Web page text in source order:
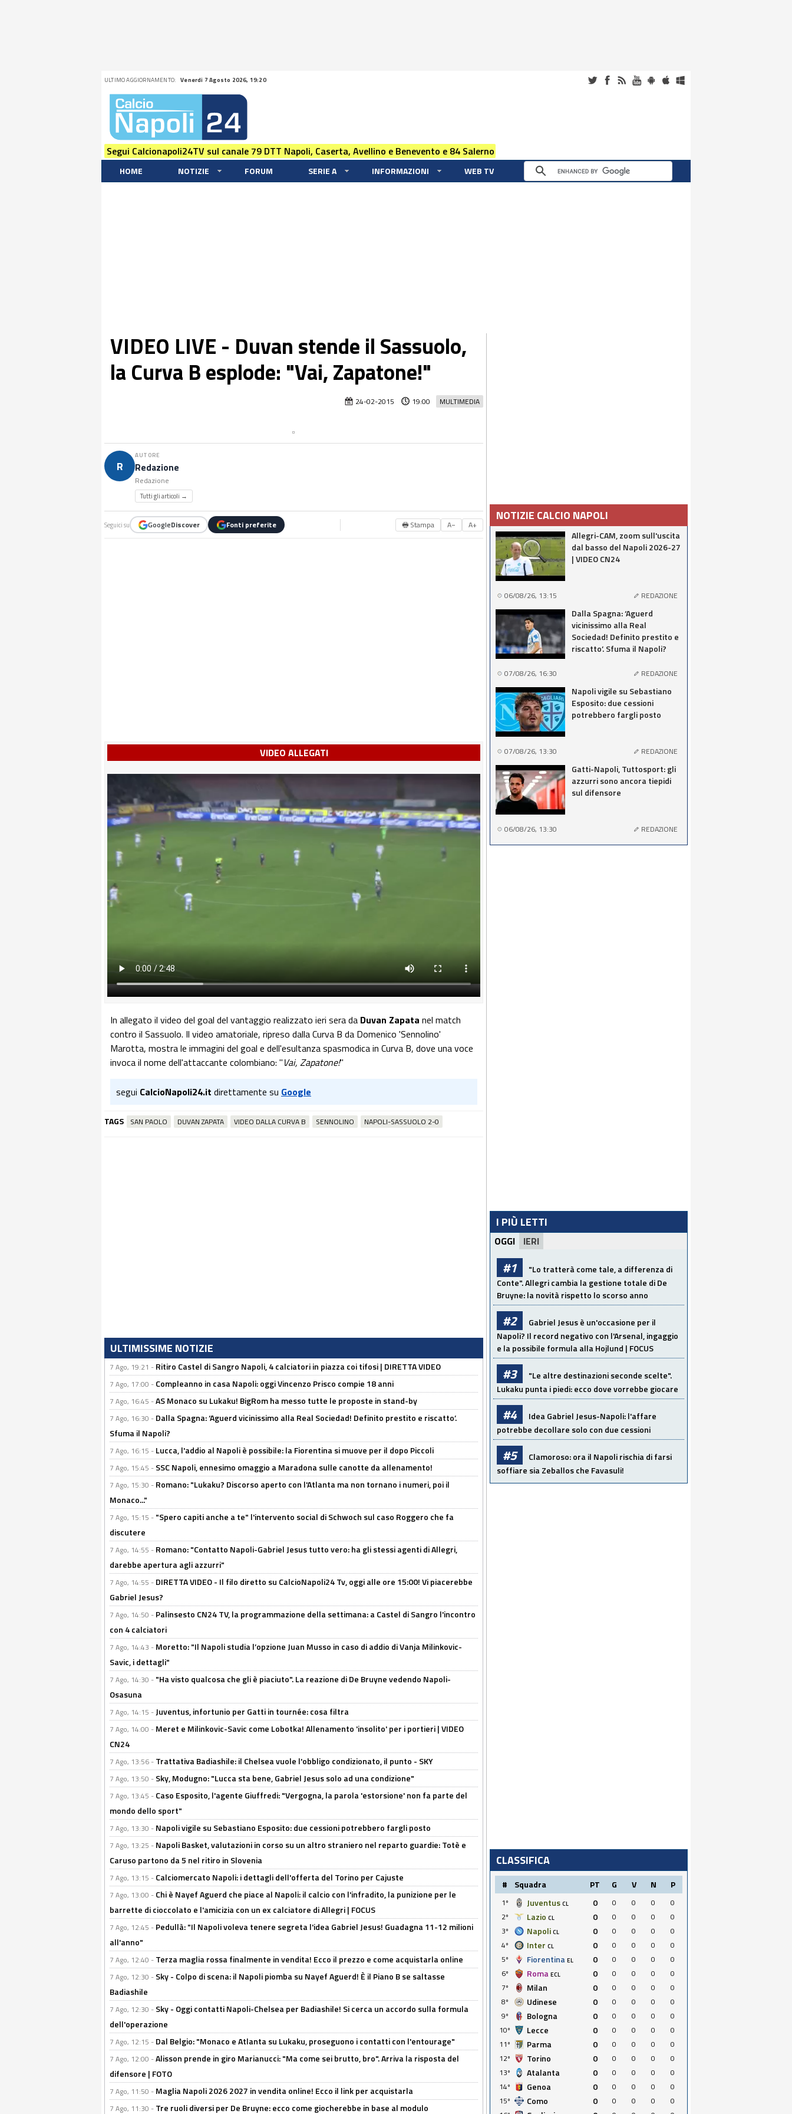
ULTIMO AGGIORNAMENTO: Venerdi 7 Agosto 2026, 19:20
Segui Calcionapoli24TV sul canale 79 DTT Napoli, Caserta, Avellino e Benevento e 84 Salerno
HOME NOTIZIE FORUM SERIE A INFORMAZIONI WEB TV
VIDEO LIVE - Duvan stende il Sassuolo,
la Curva B esplode: "Vai, Zapatone!"
MULTIMEDIA
24-02-2015 19:00
R
AUTORE
Redazione
Redazione
Tutti gli articoli →
Seguici su GoogleDiscover Fonti preferite 🖶 Stampa A− A+
VIDEO ALLEGATI
In allegato il video del goal del vantaggio realizzato ieri sera da Duvan Zapata nel match
contro il Sassuolo. Il video amatoriale, ripreso dalla Curva B da Domenico 'Sennolino'
Marotta, mostra le immagini del goal e dell'esultanza spasmodica in Curva B, dove una voce
invoca il nome dell'attaccante colombiano: "Vai, Zapatone!"
segui CalcioNapoli24.it direttamente su Google
TAGS SAN PAOLO DUVAN ZAPATA VIDEO DALLA CURVA B SENNOLINO NAPOLI-SASSUOLO 2-0
ULTIMISSIME NOTIZIE
7 Ago, 19:21 - Ritiro Castel di Sangro Napoli, 4 calciatori in piazza coi tifosi | DIRETTA VIDEO
7 Ago, 17:00 - Compleanno in casa Napoli: oggi Vincenzo Prisco compie 18 anni
7 Ago, 16:45 -AS Monaco su Lukaku! BigRom ha messo tutte le proposte in stand-by
7 Ago, 16:30 - Dalla Spagna: ‘Aguerd vicinissimo alla Real Sociedad! Definito prestito e riscatto’.
Sfuma il Napoli?
7 Ago, 16:15 - Lucca, l'addio al Napoli è possibile: la Fiorentina si muove per il dopo Piccoli
7 Ago, 15:45 - SSC Napoli, ennesimo omaggio a Maradona sulle canotte da allenamento!
7 Ago, 15:30 - Romano: "Lukaku? Discorso aperto con l'Atlanta ma non tornano i numeri, poi il
Monaco..."
7 Ago, 15:15 - "Spero capiti anche a te" l'intervento social di Schwoch sul caso Roggero che fa
discutere
7 Ago, 14:55 - Romano: "Contatto Napoli-Gabriel Jesus tutto vero: ha gli stessi agenti di Allegri,
darebbe apertura agli azzurri"
7 Ago, 14:55 - DIRETTA VIDEO - Il filo diretto su CalcioNapoli24 Tv, oggi alle ore 15:00! Vi piacerebbe
Gabriel Jesus?
7 Ago, 14:50 - Palinsesto CN24 TV, la programmazione della settimana: a Castel di Sangro l'incontro
con 4 calciatori
7 Ago, 14:43 - Moretto: "Il Napoli studia l’opzione Juan Musso in caso di addio di Vanja Milinkovic-
Savic, i dettagli"
7 Ago, 14:30 - "Ha visto qualcosa che gli è piaciuto". La reazione di De Bruyne vedendo Napoli-
Osasuna
7 Ago, 14:15 - Juventus, infortunio per Gatti in tournée: cosa filtra
7 Ago, 14:00 - Meret e Milinkovic-Savic come Lobotka! Allenamento 'insolito' per i portieri | VIDEO
CN24
7 Ago, 13:56 - Trattativa Badiashile: il Chelsea vuole l'obbligo condizionato, il punto - SKY
7 Ago, 13:50 - Sky, Modugno: "Lucca sta bene, Gabriel Jesus solo ad una condizione"
7 Ago, 13:45 - Caso Esposito, l'agente Giuffredi: "Vergogna, la parola 'estorsione' non fa parte del
mondo dello sport"
7 Ago, 13:30 - Napoli vigile su Sebastiano Esposito: due cessioni potrebbero fargli posto
7 Ago, 13:25 - Napoli Basket, valutazioni in corso su un altro straniero nel reparto guardie: Totè e
Caruso partono da 5 nel ritiro in Slovenia
7 Ago, 13:15 - Calciomercato Napoli: i dettagli dell'offerta del Torino per Cajuste
7 Ago, 13:00 - Chi è Nayef Aguerd che piace al Napoli: il calcio con l'infradito, la punizione per le
barrette di cioccolato e l'amicizia con un ex calciatore di Allegri | FOCUS
7 Ago, 12:45 - Pedullà: "Il Napoli voleva tenere segreta l'idea Gabriel Jesus! Guadagna 11-12 milioni
all'anno"
7 Ago, 12:40 - Terza maglia rossa finalmente in vendita! Ecco il prezzo e come acquistarla online
7 Ago, 12:30 - Sky - Colpo di scena: il Napoli piomba su Nayef Aguerd! È il Piano B se saltasse
Badiashile
7 Ago, 12:30 - Sky - Oggi contatti Napoli-Chelsea per Badiashile! Si cerca un accordo sulla formula
dell'operazione
7 Ago, 12:15 - Dal Belgio: "Monaco e Atlanta su Lukaku, proseguono i contatti con l'entourage"
7 Ago, 12:00 -Alisson prende in giro Marianucci: "Ma come sei brutto, bro". Arriva la risposta del
difensore | FOTO
7 Ago, 11:50 - Maglia Napoli 2026 2027 in vendita online! Ecco il link per acquistarla
7 Ago, 11:30 - Tre ruoli diversi per De Bruyne: ecco come giocherebbe in base al modulo
NOTIZIE CALCIO NAPOLI
Allegri-CAM, zoom sull'uscita
dal basso del Napoli 2026-27
| VIDEO CN24
06/08/26, 13:15 REDAZIONE
Dalla Spagna: ‘Aguerd
vicinissimo alla Real
Sociedad! Definito prestito e
riscatto’. Sfuma il Napoli?
07/08/26, 16:30 REDAZIONE
Napoli vigile su Sebastiano
Esposito: due cessioni
potrebbero fargli posto
07/08/26, 13:30 REDAZIONE
Gatti-Napoli, Tuttosport: gli
azzurri sono ancora tiepidi
sul difensore
06/08/26, 13:30 REDAZIONE
I PIÙ LETTI
OGGI IERI
#1
"Lo tratterà come tale, a differenza di
Conte". Allegri cambia la gestione totale di De
Bruyne: la novità rispetto lo scorso anno
#2
Gabriel Jesus è un'occasione per il
Napoli? Il record negativo con l'Arsenal, ingaggio
e la possibile formula alla Hojlund | FOCUS
#3
"Le altre destinazioni seconde scelte".
Lukaku punta i piedi: ecco dove vorrebbe giocare
#4
Idea Gabriel Jesus-Napoli: l'affare
potrebbe decollare solo con due cessioni
#5
Clamoroso: ora il Napoli rischia di farsi
soffiare sia Zeballos che Favasuli!
CLASSIFICA
# Squadra PT G V N P
1º Juventus CL 0 0 0 0
0
2º
Lazio CL 0 0 0 0
0
3º
Napoli CL 0 0 0 0
0
4º
Inter CL 0 0 0 0
0
5º
Fiorentina EL 0 0 0 0
0
6º
Roma ECL 0 0 0 0
0
7º
Milan 0 0 0 0
0
8º
Udinese 0 0 0 0
0
9º
Bologna 0 0 0 0
0
10º
Lecce 0 0 0 0
0
11º
Parma 0 0 0 0
0
12º
Torino 0 0 0 0
0
13º
Atalanta 0 0 0 0
0
14º
Genoa 0 0 0 0
0
15º
Como 0 0 0 0
0